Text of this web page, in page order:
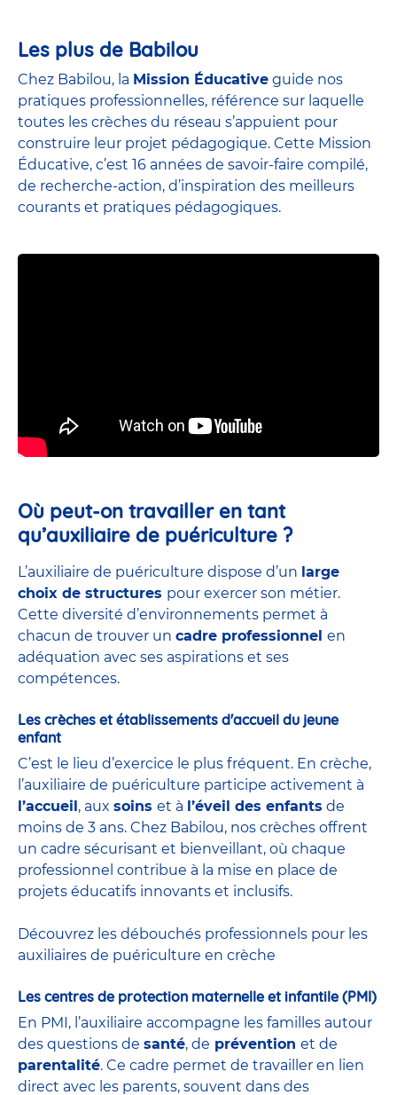
Les plus de Babilou
Chez Babilou, la Mission Éducative guide nos
pratiques professionnelles, référence sur laquelle
toutes les crèches du réseau s’appuient pour
construire leur projet pédagogique. Cette Mission
Éducative, c’est 16 années de savoir-faire compilé,
de recherche-action, d’inspiration des meilleurs
courants et pratiques pédagogiques.
Où peut-on travailler en tant
qu’auxiliaire de puériculture ?
L’auxiliaire de puériculture dispose d’un large
choix de structures pour exercer son métier.
Cette diversité d’environnements permet à
chacun de trouver un cadre professionnel en
adéquation avec ses aspirations et ses
compétences.
Les crèches et établissements d'accueil du jeune
enfant
C’est le lieu d’exercice le plus fréquent. En crèche,
l’auxiliaire de puériculture participe activement à
l’accueil , aux soins et à l’éveil des enfants de
moins de 3 ans. Chez Babilou, nos crèches offrent
un cadre sécurisant et bienveillant, où chaque
professionnel contribue à la mise en place de
projets éducatifs innovants et inclusifs.
Découvrez les débouchés professionnels pour les
auxiliaires de puériculture en crèche
Les centres de protection maternelle et infantile (PMI)
En PMI, l’auxiliaire accompagne les familles autour
des questions de santé, de prévention et de
parentalité. Ce cadre permet de travailler en lien
direct avec les parents, souvent dans des